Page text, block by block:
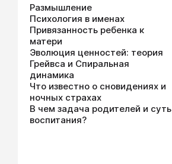
Размышление
Психология в именах
Привязанность ребенка к
матери
Эволюция ценностей: теория
Грейвса и Спиральная
динамика
Что известно о сновидениях и
ночных страхах
В чем задача родителей и суть
воспитания?